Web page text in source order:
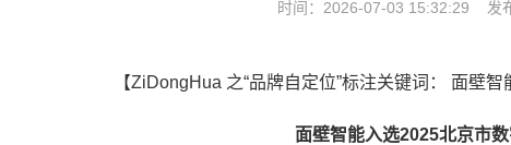
时间：2026-07-03 15:32:29
【ZiDongHua 之“品牌自定位”标注关键词： 面壁智
面壁智能入选2025北京市数